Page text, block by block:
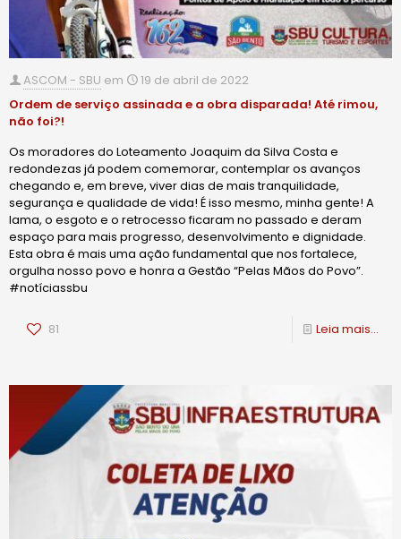
ASCOM - SBU em
19 de abril de 2022
Ordem de serviço assinada e a obra disparada! Até rimou,
não foi?!
Os moradores do Loteamento Joaquim da Silva Costa e
redondezas já podem comemorar, contemplar os avanços
chegando e, em breve, viver dias de mais tranquilidade,
segurança e qualidade de vida! É isso mesmo, minha gente! A
lama, o esgoto e o retrocesso ficaram no passado e deram
espaço para mais progresso, desenvolvimento e dignidade.
Esta obra é mais uma ação fundamental que nos fortalece,
orgulha nosso povo e honra a Gestão “Pelas Mãos do Povo”.
#notíciassbu
81 Leia mais...